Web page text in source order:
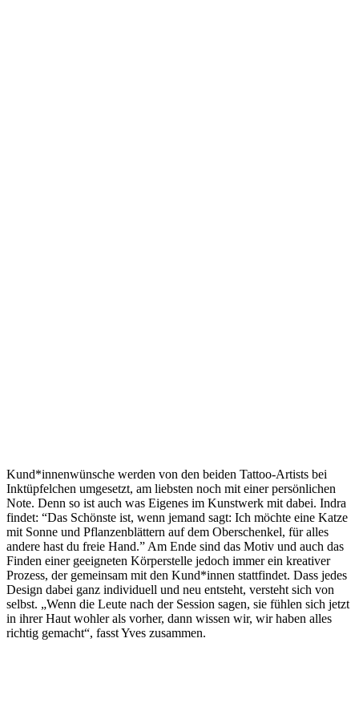
Kund*innenwünsche werden von den beiden Tattoo-Artists bei
Inktüpfelchen umgesetzt, am liebsten noch mit einer persönlichen
Note. Denn so ist auch was Eigenes im Kunstwerk mit dabei. Indra
findet: “Das Schönste ist, wenn jemand sagt: Ich möchte eine Katze
mit Sonne und Pflanzenblättern auf dem Oberschenkel, für alles
andere hast du freie Hand.” Am Ende sind das Motiv und auch das
Finden einer geeigneten Körperstelle jedoch immer ein kreativer
Prozess, der gemeinsam mit den Kund*innen stattfindet. Dass jedes
Design dabei ganz individuell und neu entsteht, versteht sich von
selbst. „Wenn die Leute nach der Session sagen, sie fühlen sich jetzt
in ihrer Haut wohler als vorher, dann wissen wir, wir haben alles
richtig gemacht“, fasst Yves zusammen.